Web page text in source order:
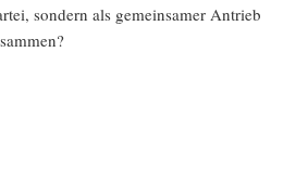
son­dern als gemein­sa­mer Antrieb